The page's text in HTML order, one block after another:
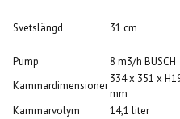
Svetslängd 31 cm
Pump
8 m3/h BUSCH
Kammardimensioner
334 x 351 x
mm
Kammarvolym
14,1 liter